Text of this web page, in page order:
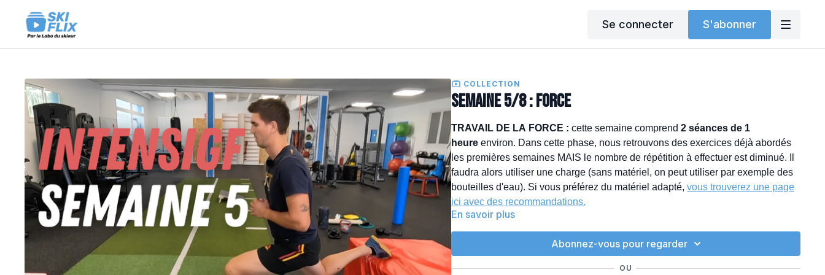
Se connecter S'abonner
COLLECTION
SEMAINE 5/8 : FORCE
TRAVAIL DE LA FORCE :cette semaine comprend2 séances de 1
heure environ. Dans cette phase, nous retrouvons des exercices déjà abordés
les premières semaines MAIS le nombre de répétition à effectuer est diminué. Il
faudra alors utiliser une charge (sans matériel, on peut utiliser par exemple des
bouteilles d'eau). Si vous préférez du matériel adapté,vous trouverez une page
ici avec des recommandations.
En savoir plus
Abonnez-vous pour regarder
OU